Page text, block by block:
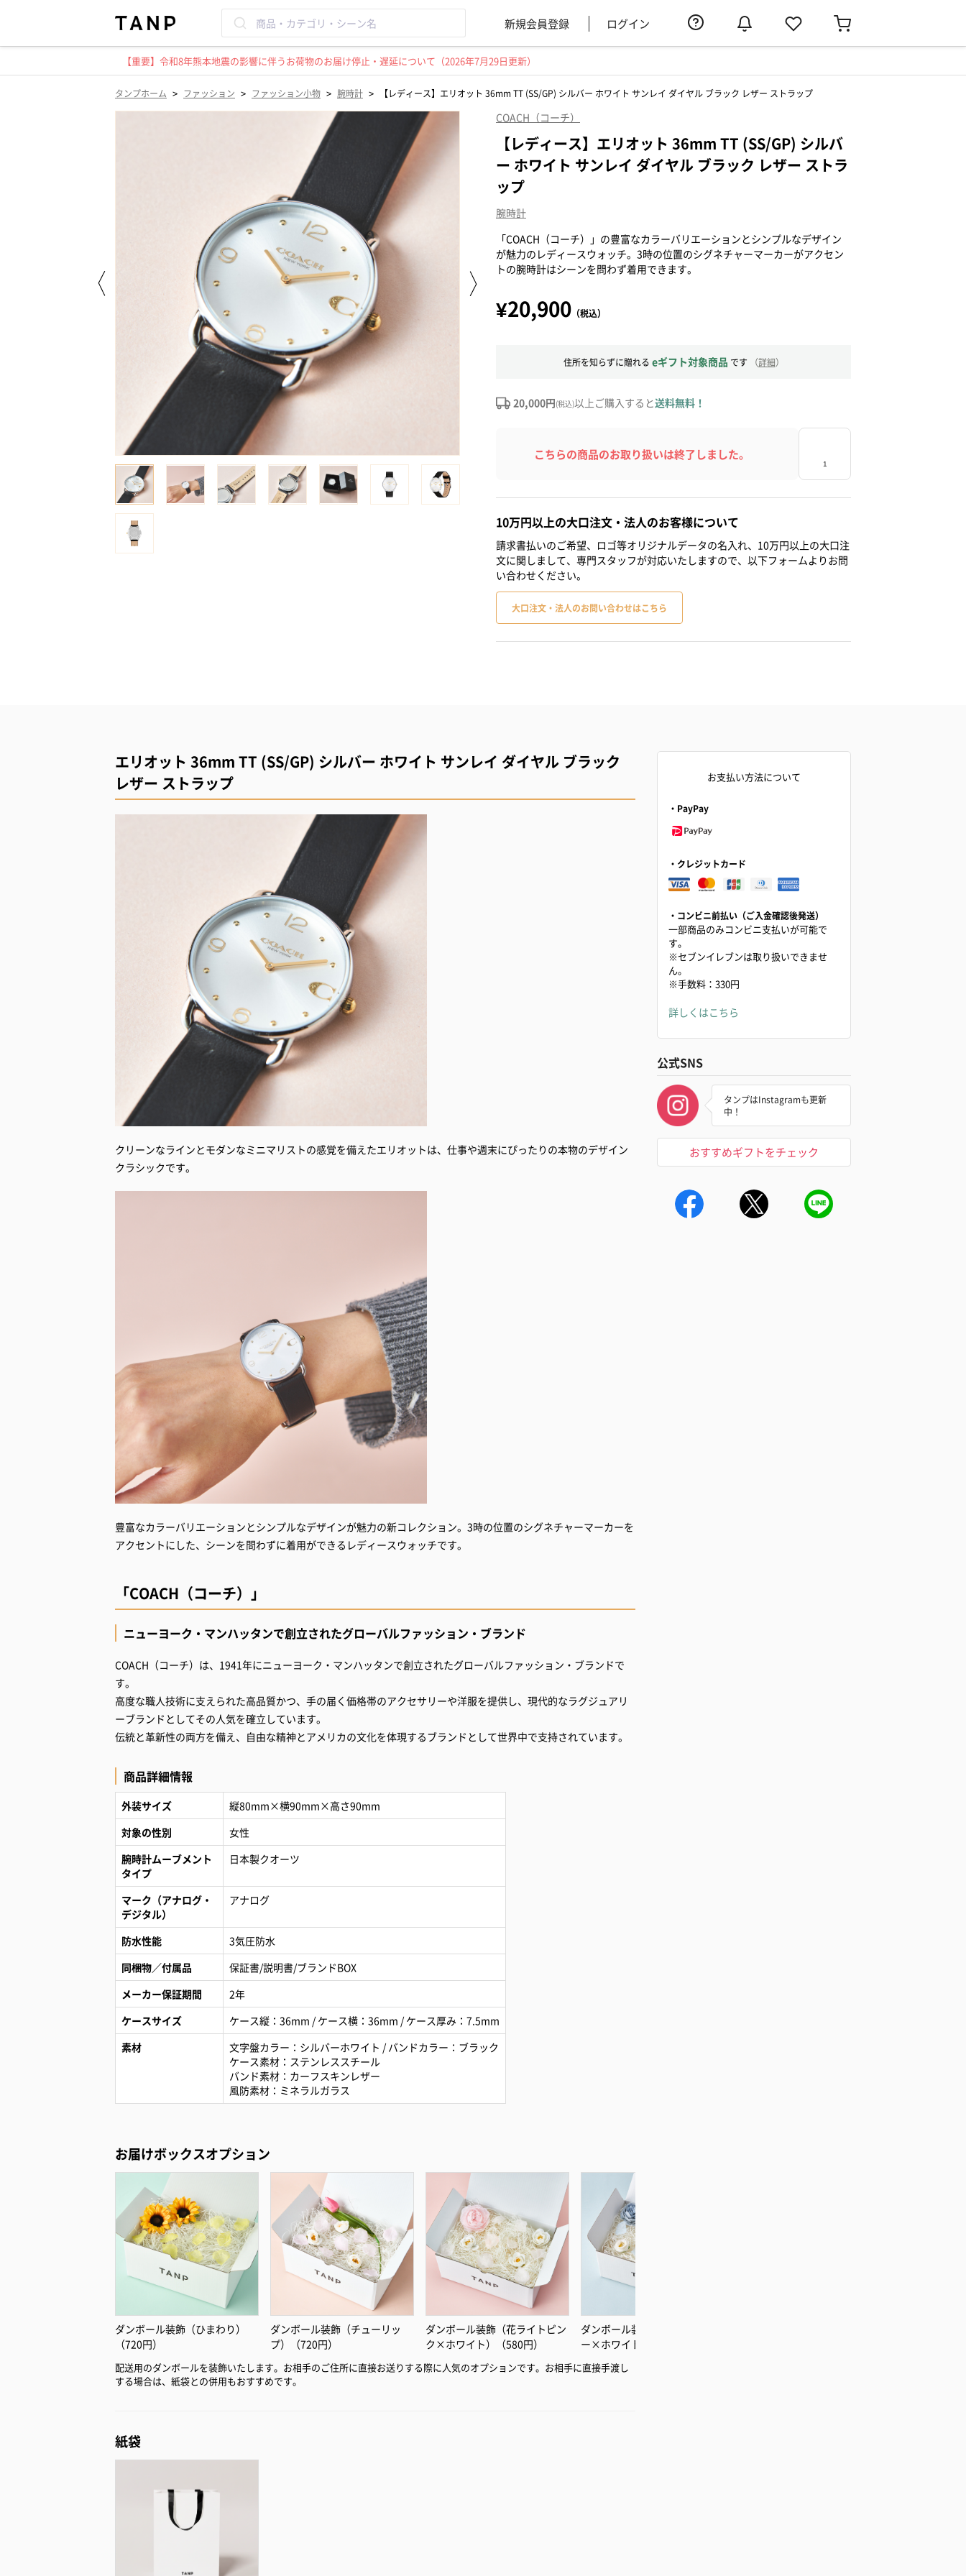
新規会員登録 ログイン
【重要】令和8年熊本地震の影響に伴うお荷物のお届け停止・遅延について（2026年7月29日更新）
タンプホーム > ファッション > ファッション小物 > 腕時計 > 【レディース】エリオット 36mm TT (SS/GP) シルバー ホワイト サンレイ ダイヤル ブラック レザー ストラップ
COACH（コーチ）
【レディース】エリオット 36mm TT (SS/GP) シルバ
ー ホワイト サンレイ ダイヤル ブラック レザー ストラ
ップ
腕時計
「COACH（コーチ）」の豊富なカラーバリエーションとシンプルなデザイン
が魅力のレディースウォッチ。3時の位置のシグネチャーマーカーがアクセン
トの腕時計はシーンを問わず着用できます。
¥20,900 （税込）
住所を知らずに贈れる eギフト対象商品 です （詳細）
20,000円(税込)以上ご購入すると送料無料！
こちらの商品のお取り扱いは終了しました。
10万円以上の大口注文・法人のお客様について
請求書払いのご希望、ロゴ等オリジナルデータの名入れ、10万円以上の大口注
文に関しまして、専門スタッフが対応いたしますので、以下フォームよりお問
い合わせください。
大口注文・法人のお問い合わせはこちら
エリオット 36mm TT (SS/GP) シルバー ホワイト サンレイ ダイヤル ブラック
レザー ストラップ
クリーンなラインとモダンなミニマリストの感覚を備えたエリオットは、仕事や週末にぴったりの本物のデザイン
クラシックです。
豊富なカラーバリエーションとシンプルなデザインが魅力の新コレクション。3時の位置のシグネチャーマーカーを
アクセントにした、シーンを問わずに着用ができるレディースウォッチです。
「COACH（コーチ）」
ニューヨーク・マンハッタンで創立されたグローバルファッション・ブランド
COACH（コーチ）は、1941年にニューヨーク・マンハッタンで創立されたグローバルファッション・ブランドで
す。
高度な職人技術に支えられた高品質かつ、手の届く価格帯のアクセサリーや洋服を提供し、現代的なラグジュアリ
ーブランドとしてその人気を確立しています。
伝統と革新性の両方を備え、自由な精神とアメリカの文化を体現するブランドとして世界中で支持されています。
商品詳細情報
外装サイズ
縦80mm×横90mm×高さ90mm
対象の性別
女性
腕時計ムーブメント
タイプ
日本製クオーツ
マーク（アナログ・
デジタル）
アナログ
防水性能
3気圧防水
同梱物／付属品
保証書/説明書/ブランドBOX
メーカー保証期間
2年
ケースサイズ
ケース縦：36mm / ケース横：36mm / ケース厚み：7.5mm
素材
文字盤カラー：シルバーホワイト / バンドカラー：ブラック
ケース素材：ステンレススチール
バンド素材：カーフスキンレザー
風防素材：ミネラルガラス
お届けボックスオプション
ダンボール装飾（ひまわり）
（720円）
ダンボール装飾（チューリッ
プ）（720円）
ダンボール装飾（花ライトピン
ク×ホワイト）（580円）
ダンボール装飾（花ライトブル
ー×ホワイト）（580円）
配送用のダンボールを装飾いたします。お相手のご住所に直接お送りする際に人気のオプションです。お相手に直接手渡し
する場合は、紙袋との併用もおすすめです。
紙袋
お支払い方法について
・PayPay
・クレジットカード
・コンビニ前払い（ご入金確認後発送）
一部商品のみコンビニ支払いが可能で
す。
※セブンイレブンは取り扱いできませ
ん。
※手数料：330円
詳しくはこちら
公式SNS
タンプはInstagramも更新
中！
おすすめギフトをチェック